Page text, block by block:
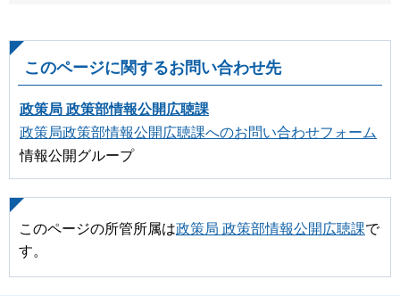
このページに関するお問い合わせ先
政策局 政策部情報公開広聴課
政策局政策部情報公開広聴課へのお問い合わせフォーム
情報公開グループ
このページの所管所属は政策局 政策部情報公開広聴課で
す。